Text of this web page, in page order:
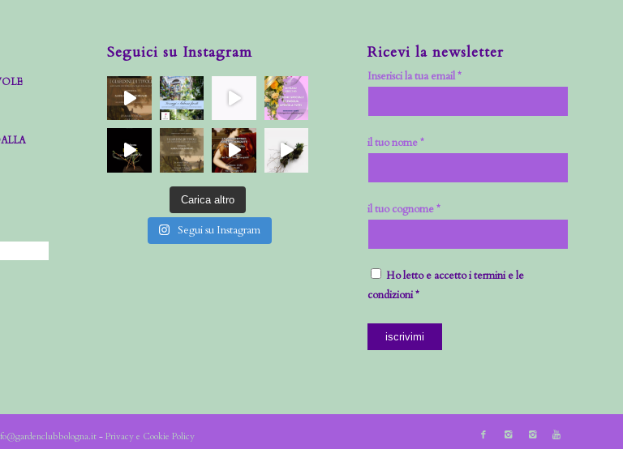
Seguici su Instagram
Carica altro
Segui su Instagram
Ricevi la newsletter
Inserisci la tua email *
il tuo nome *
il tuo cognome *
Ho letto e accetto i termini e le
condizioni *
- Privacy e Cookie Policy